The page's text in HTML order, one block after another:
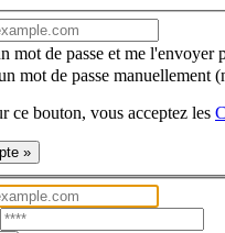
mot de passe et me l'envoyer
mot de passe manuellement
ce bouton, vous acceptez les
»